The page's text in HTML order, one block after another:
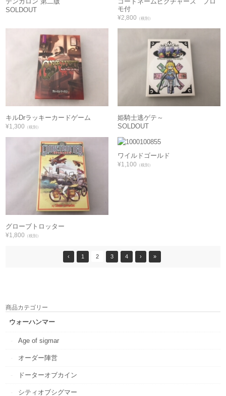
SOLDOUT
モ付
¥2,800 （税別）
キルDrラッキーカードゲーム
¥1,300 （税別）
姫騎士逃ゲテ～
SOLDOUT
グローブトロッター
¥1,800 （税別）
ワイルドゴールド
¥1,100 （税別）
‹ 1 2 3 4 › »
商品カテゴリー
ウォーハンマー
Age of sigmar
オーダー陣営
ドーターオブカイン
シティオブシグマー